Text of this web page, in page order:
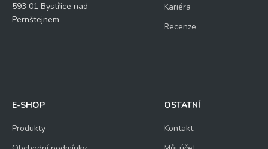
593 01 Bystřice nad
Pernštejnem
Kariéra
Recenze
E-SHOP
Produkty
OSTATNÍ
Kontakt